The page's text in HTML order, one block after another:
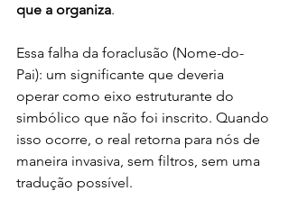
que a organiza.
Essa falha da foraclusão (Nome-do-
Pai): um significante que deveria
operar como eixo estruturante do
simbólico que não foi inscrito. Quando
isso ocorre, o real retorna para nós de
maneira invasiva, sem filtros, sem uma
tradução possível.